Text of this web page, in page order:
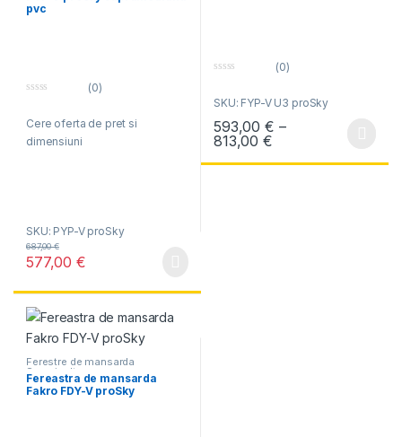
pvc
u
o
(0)
Cere oferta de pret si
dimensiuni
SKU: PYP-V proSky
577,00€
687,00€
u
o
f
5
(0)
SKU: FYP-V U3 proSky
593,00€ –
813,00€Interval de prețuri:
Acest produs are mai multe
Ferestre de mansarda
Superinalte
Fereastra de mansarda
Fakro FDY-V proSky